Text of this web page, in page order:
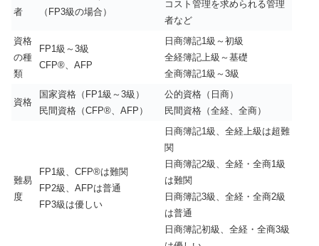
者
（FP3級の場合）
コスト管理を求められる管理
者など
資格
の種
類
FP1級～3級
CFP®、AFP
日商簿記1級～初級
全経簿記上級～基礎
全商簿記1級～3級
資格
国家資格（FP1級～3級）
民間資格（CFP®、AFP）
公的資格（日商）
民間資格（全経、全商）
難易
度
FP1級、CFP®は難関
FP2級、AFPは普通
FP3級は優しい
日商簿記1級、全経上級は超難
関
日商簿記2級、全経・全商1級
は難関
日商簿記3級、全経・全商2級
は普通
日商簿記初級、全経・全商3級